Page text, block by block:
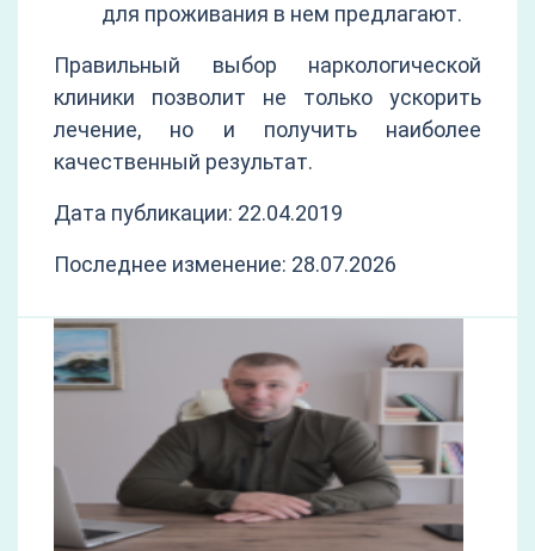
для проживания в нем предлагают.
Правильный выбор наркологической
клиники позволит не только ускорить
лечение, но и получить наиболее
качественный результат.
Дата публикации: 22.04.2019
Последнее изменение: 28.07.2026